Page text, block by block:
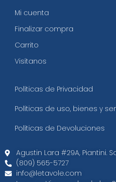
Mi cuenta
Finalizar compra
Carrito
Visítanos
Políticas de Privacidad
Políticas de uso, bienes y
Políticas de Devoluciones
Agustin Lara #29A, Piantini.
(809) 565-5727
info@letavole.com